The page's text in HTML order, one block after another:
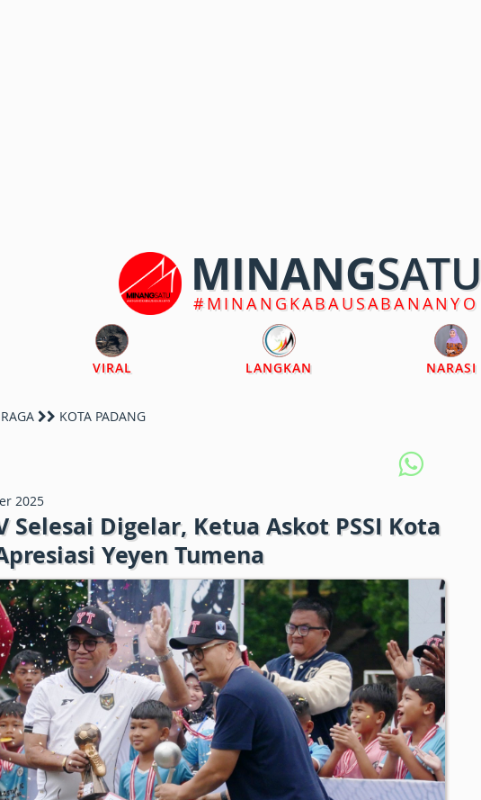
MINANGSATU
#MINANGKABAUSABANANYO
VIRAL LANGKAN NARASI
KOTA PADANG
2025
Selesai Digelar, Ketua Askot PSSI Kota
Yeyen Tumena